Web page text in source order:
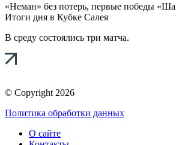
«Неман» без потерь, первые победы
Итоги дня в Кубке Салея
В среду состоялись три матча.
© Copyright 2026
Политика обработки данных
О сайте